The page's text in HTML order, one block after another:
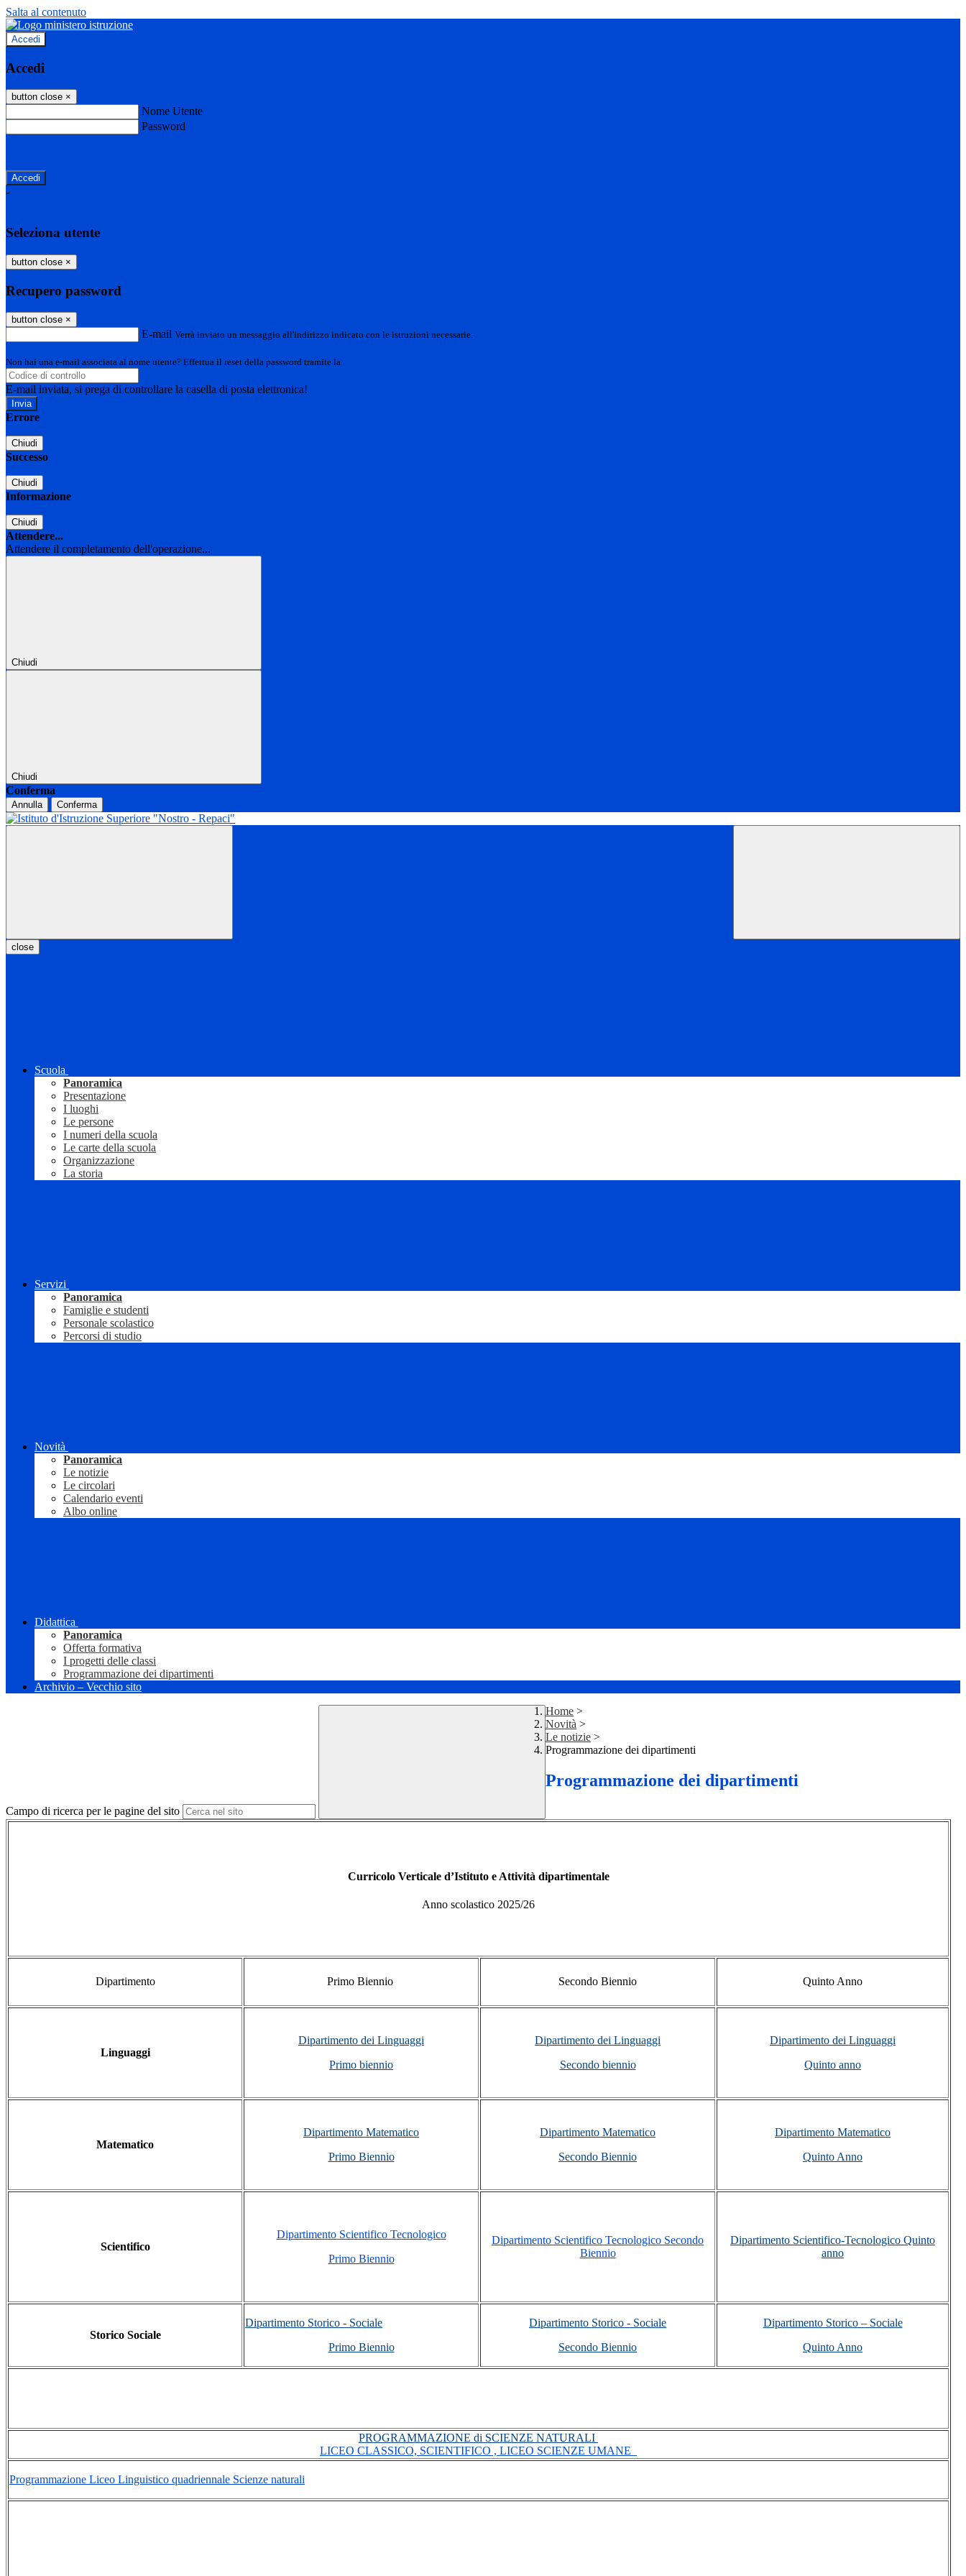
Salta al contenuto
Accedi
Accedi
button close ×
Nome Utente
Password
-
Seleziona utente
button close ×
Recupero password
button close ×
E-mail Verrà inviato un messaggio all'indirizzo indicato con le istruzioni necessarie.
Non hai una e-mail associata al nome utente? Effettua il reset della password tramite la
E-mail inviata, si prega di controllare la casella di posta elettronica!
Errore
Chiudi
Successo
Chiudi
Informazione
Chiudi
Attendere...
Attendere il completamento dell'operazione...
Chiudi
Chiudi
Conferma
Annulla Conferma
close
Scuola
Panoramica
Presentazione
I luoghi
Le persone
I numeri della scuola
Le carte della scuola
Organizzazione
La storia
Servizi
Panoramica
Famiglie e studenti
Personale scolastico
Percorsi di studio
Novità
Panoramica
Le notizie
Le circolari
Calendario eventi
Albo online
Didattica
Panoramica
Offerta formativa
I progetti delle classi
Programmazione dei dipartimenti
Archivio – Vecchio sito
Campo di ricerca per le pagine del sito
Home >
Novità >
Le notizie >
Programmazione dei dipartimenti
Programmazione dei dipartimenti
Curricolo Verticale d’Istituto e Attività dipartimentale
Anno scolastico 2025/26
Dipartimento Primo Biennio Secondo Biennio Quinto Anno
Linguaggi
Dipartimento dei Linguaggi
Primo biennio
Dipartimento dei Linguaggi
Secondo biennio
Dipartimento dei Linguaggi
Quinto anno
Matematico
Dipartimento Matematico
Primo Biennio
Dipartimento Matematico
Secondo Biennio
Dipartimento Matematico
Quinto Anno
Scientifico
Dipartimento Scientifico Tecnologico
Primo Biennio
Dipartimento Scientifico Tecnologico Secondo
Biennio
Dipartimento Scientifico-Tecnologico Quinto
anno
Storico Sociale
Dipartimento Storico - Sociale
Primo Biennio
Dipartimento Storico - Sociale
Secondo Biennio
Dipartimento Storico – Sociale
Quinto Anno
PROGRAMMAZIONE di SCIENZE NATURALI
LICEO CLASSICO, SCIENTIFICO , LICEO SCIENZE UMANE
Programmazione Liceo Linguistico quadriennale Scienze naturali